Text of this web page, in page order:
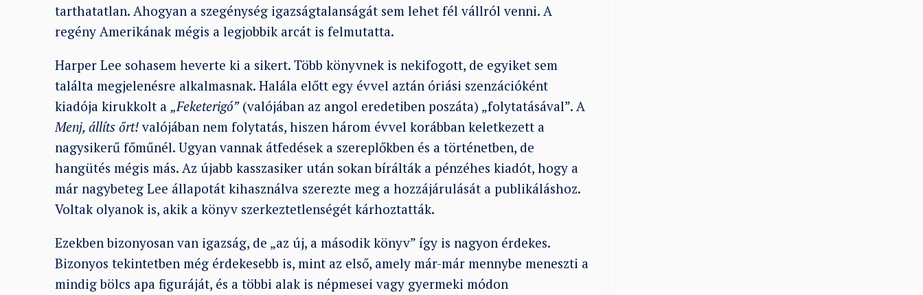
tarthatatlan. Ahogyan a szegénység igazságtalanságát sem lehet fél vállról venni. A
regény Amerikának mégis a legjobbik arcát is felmutatta.
Harper Lee sohasem heverte ki a sikert. Több könyvnek is nekifogott, de egyiket sem
találta megjelenésre alkalmasnak. Halála előtt egy évvel aztán óriási szenzációként
kiadója kirukkolt a „Feketerigó”(valójában az angol eredetiben poszáta) „folytatásával”. A
Menj, állíts őrt!valójában nem folytatás, hiszen három évvel korábban keletkezett a
nagysikerű főműnél. Ugyan vannak átfedések a szereplőkben és a történetben, de
hangütés mégis más. Az újabb kasszasiker után sokan bírálták a pénzéhes kiadót, hogy a
már nagybeteg Lee állapotát kihasználva szerezte meg a hozzájárulását a publikáláshoz.
Voltak olyanok is, akik a könyv szerkeztetlenségét kárhoztatták.
Ezekben bizonyosan van igazság, de „az új, a második könyv” így is nagyon érdekes.
Bizonyos tekintetben még érdekesebb is, mint az első, amely már-már mennybe meneszti a
mindig bölcs apa figuráját, és a többi alak is népmesei vagy gyermeki módon